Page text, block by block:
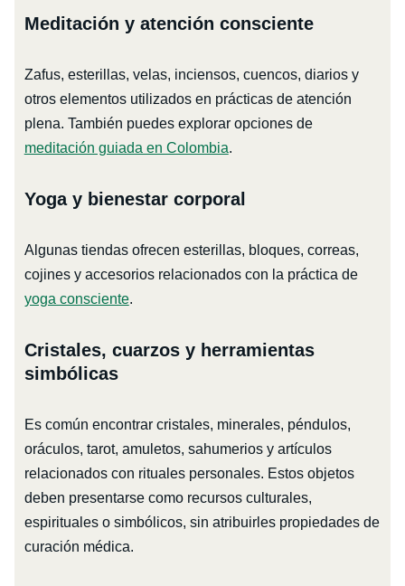
Meditación y atención consciente
Zafus, esterillas, velas, inciensos, cuencos, diarios y
otros elementos utilizados en prácticas de atención
plena. También puedes explorar opciones de
meditación guiada en Colombia.
Yoga y bienestar corporal
Algunas tiendas ofrecen esterillas, bloques, correas,
cojines y accesorios relacionados con la práctica de
yoga consciente.
Cristales, cuarzos y herramientas
simbólicas
Es común encontrar cristales, minerales, péndulos,
oráculos, tarot, amuletos, sahumerios y artículos
relacionados con rituales personales. Estos objetos
deben presentarse como recursos culturales,
espirituales o simbólicos, sin atribuirles propiedades de
curación médica.